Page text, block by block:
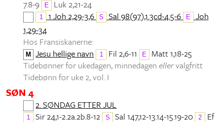
7.8-9
E Luk 2,21-24
1 1 Joh 2,29-3,6 S Sal 98(97),1.3cd-4.5-6 E Joh
1,29-34
Hos Fransiskanerne:
M Jesu hellige navn 1 Fil 2,6-11 E
Matt 1,18-25
Tidebønner for ukedagen, minnedagen ellervalgfritt
Tidebønn for uke 2, vol. I
SØN 4
2. SØNDAG ETTER JUL
1 Sir 24,1-2.2a.2b.8-12 S Sal 147,12-13.14-15.19-20 2
Ef